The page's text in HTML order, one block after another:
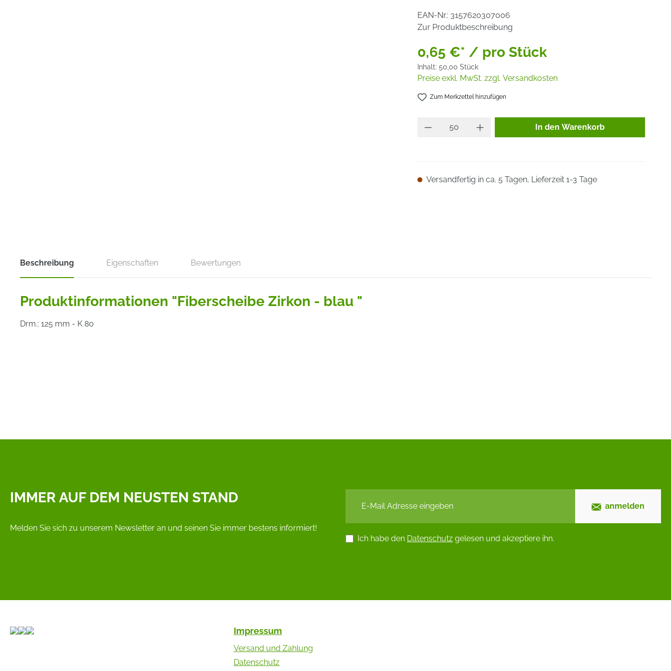
EAN-Nr.: 3157620307006
Zur Produktbeschreibung
0,65 €* / pro Stück
Inhalt: 50,00 Stück
Preise exkl. MwSt. zzgl. Versandkosten
Zum Merkzettel hinzufügen
Produkt Anzahl: Gib den
In den Warenkorb
Versandfertig in ca. 5 Tagen, Lieferzeit 1-3 Tage
Beschreibung Eigenschaften Bewertungen
Produktinformationen "Fiberscheibe Zirkon - blau "
Drm.: 125 mm - K 80
IMMER AUF DEM NEUSTEN STAND
Melden Sie sich zu unserem Newsletter an und seinen Sie immer bestens informiert!
anmelden
Ich habe den Datenschutz gelesen und akzeptiere ihn.
Impressum
Versand und Zahlung
Datenschutz